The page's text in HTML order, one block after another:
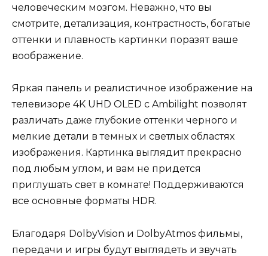
человеческим мозгом. Неважно, что вы
смотрите, детализация, контрастность, богатые
оттенки и плавность картинки поразят ваше
воображение.
Яркая панель и реалистичное изображение на
телевизоре 4K UHD OLED с Ambilight позволят
различать даже глубокие оттенки черного и
мелкие детали в темных и светлых областях
изображения. Картинка выглядит прекрасно
под любым углом, и вам не придется
приглушать свет в комнате! Поддерживаются
все основные форматы HDR.
Благодаря DolbyVision и DolbyAtmos фильмы,
передачи и игры будут выглядеть и звучать